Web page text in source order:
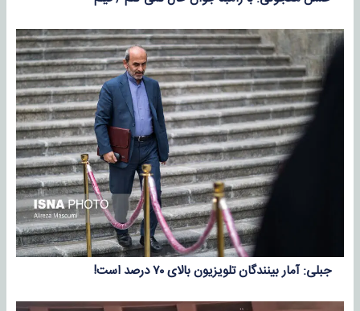
جبلی: آمار بینندگان تلویزیون بالای ٧٠ درصد است!